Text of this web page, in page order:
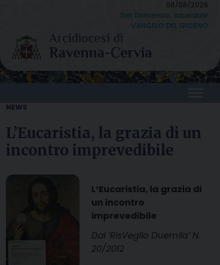
content
08/08/2026
San Domenico, sacerdote
VANGELO DEL GIORNO
NEWS
L’Eucaristia, la grazia di un
incontro imprevedibile
L’Eucaristia, la grazia di
un incontro
imprevedibile
Dal ‘RisVeglio Duemila’ N.
20/2012